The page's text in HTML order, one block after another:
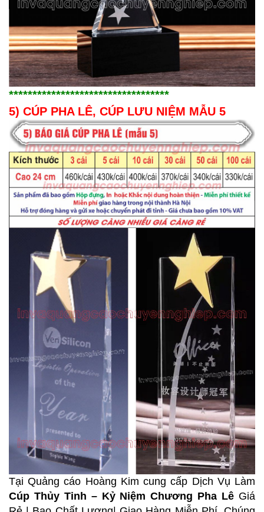
**********************************
5) CÚP PHA LÊ, CÚP LƯU NIỆM MẪU 5
Tại Quảng cáo Hoàng Kim cung cấp Dịch Vụ Làm
Cúp Thủy Tinh – Kỷ Niệm Chương Pha Lê Giá